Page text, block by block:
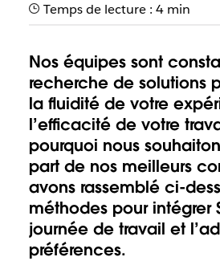
Temps de lecture : 4 min
Nos équipes sont
recherche de solutions
la fluidité de votre
l’efficacité de votre
pourquoi nous
part de nos meilleurs
avons rassemblé ci-
méthodes pour intégrer
journée de travail et
préférences.